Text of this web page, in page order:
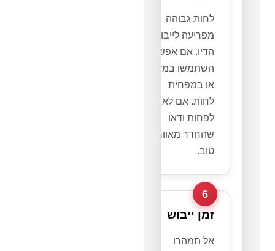
לחות גבוהה
מפריעה לייבוש
הדיו. אם אפשר,
השתמשו במזגן
או במפחית
לחות. אם לא,
לפחות ודאו
שהחדר מאוורר
טוב.
6
זמן ייבוש
אל תמהרו